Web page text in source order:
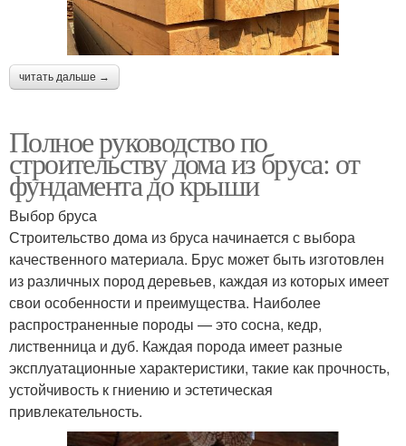
читать дальше →
Полное руководство по
строительству дома из бруса: от
фундамента до крыши
Выбор бруса
Строительство дома из бруса начинается с выбора
качественного материала. Брус может быть изготовлен
из различных пород деревьев, каждая из которых имеет
свои особенности и преимущества. Наиболее
распространенные породы — это сосна, кедр,
лиственница и дуб. Каждая порода имеет разные
эксплуатационные характеристики, такие как прочность,
устойчивость к гниению и эстетическая
привлекательность.